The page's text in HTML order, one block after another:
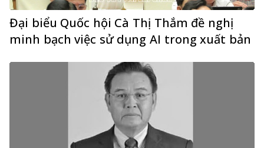
Đại biểu Quốc hội Cà Thị Thắm đề nghị
minh bạch việc sử dụng AI trong xuất bản